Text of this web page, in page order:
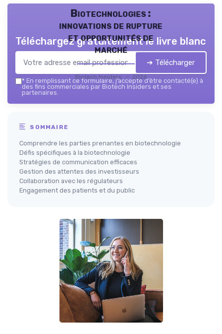
Biotechnologies :
innovations de rupture
et opportunités de
marché
Biotech Insiders — 2026
Téléchargez gratuitement le livre blanc
➔ Télécharger
* En remplissant ce formulaire, j’accepte d’être contacté(e) à
des fins commerciales par Biotech Insiders et ses
partenaires.
SOMMAIRE
Comprendre les parties prenantes en biotechnologie
Défis spécifiques à la biotechnologie
Stratégies de communication efficaces
Gestion des attentes des investisseurs
Collaboration avec les régulateurs
Engagement des patients et du public